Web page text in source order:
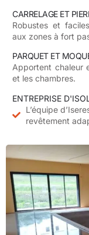
CARRELAGE ET
Robustes et
aux zones à fort
PARQUET ET
Apportent chaleur
et les chambres.
ENTREPRISE
L’équipe
revêtement